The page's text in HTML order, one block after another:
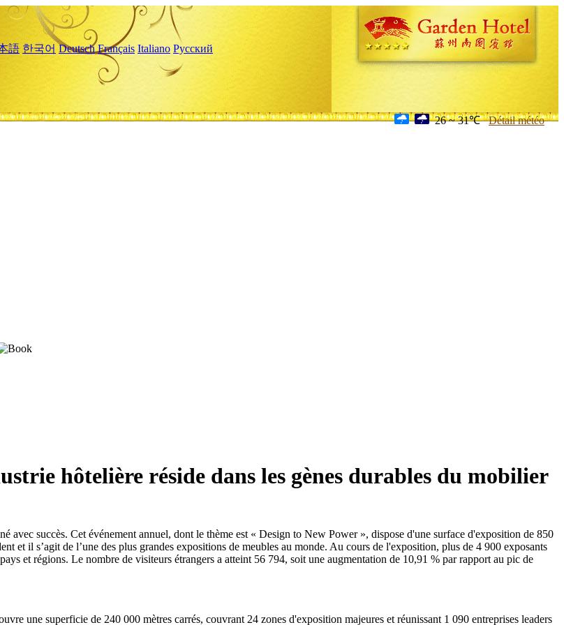
語 한국어 Deutsch Français Italiano Русский
26 ~ 31℃ Détail météo
hôtelière réside dans les gènes durables du mobilier
avec succès. Cet événement annuel, dont le thème est « Design to New Power », dispose d'une surface d'exposition de 850
et il s’agit de l’une des plus grandes expositions de meubles au monde. Au cours de l'exposition, plus de 4 900 exposants
et régions. Le nombre de visiteurs étrangers a atteint 56 794, soit une augmentation de 10,91 % par rapport au pic de
une superficie de 240 000 mètres carrés, couvrant 24 zones d'exposition majeures et réunissant 1 090 entreprises leaders